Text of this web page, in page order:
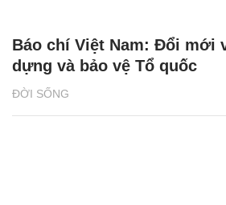
ĐỜI SỐNG
Báo chí Việt Nam: Đổi mới
dựng và bảo vệ Tổ quốc